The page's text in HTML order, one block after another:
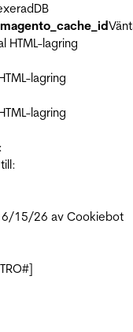
HTML-lagring
lagring
lagring
6/15/26 av Cookiebot